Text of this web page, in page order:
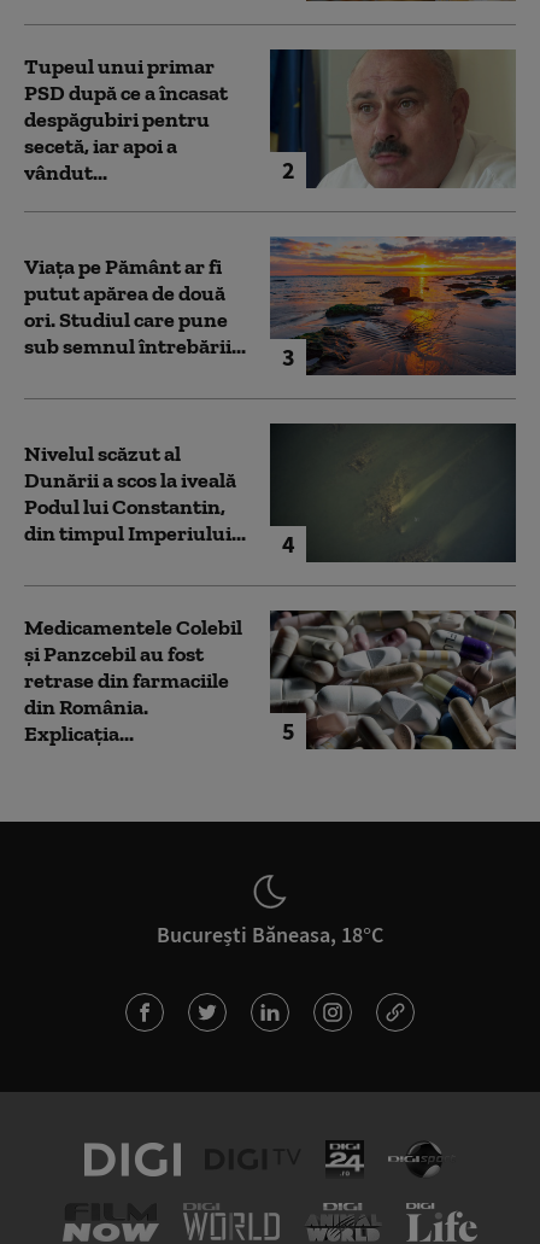
2
Tupeul unui primar
PSD după ce a încasat
despăgubiri pentru
secetă, iar apoi a
vândut...
3
Viața pe Pământ ar fi
putut apărea de două
ori. Studiul care pune
sub semnul întrebării...
4
Nivelul scăzut al
Dunării a scos la iveală
Podul lui Constantin,
din timpul Imperiului...
5
Medicamentele Colebil
și Panzcebil au fost
retrase din farmaciile
din România.
Explicația...
București Băneasa, 18°C